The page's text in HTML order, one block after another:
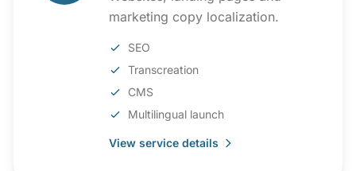
marketing copy localization.
SEO
Transcreation
CMS
Multilingual launch
View service details